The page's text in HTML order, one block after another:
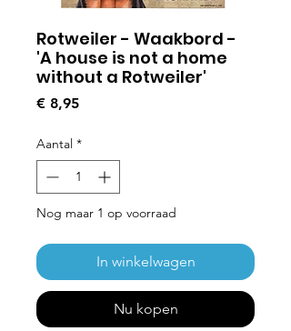
Rotweiler - Waakbord -
'A house is not a home
without a Rotweiler'
€ 8,95Prijs
Aantal *
Nog maar 1 op voorraad
In winkelwagen
Nu kopen